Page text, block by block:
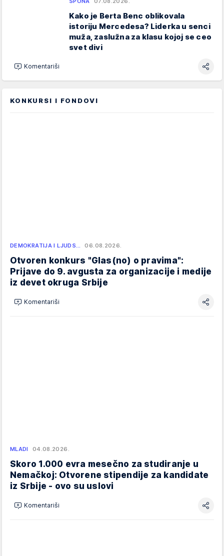
Kako je Berta Benc oblikovala
istoriju Mercedesa? Liderka u senci
muža, zaslužna za klasu kojoj se ceo
svet divi
Komentariši
KONKURSI I FONDOVI
DEMOKRATIJA I LJUDS… 06.08.2026.
Otvoren konkurs "Glas(no) o pravima":
Prijave do 9. avgusta za organizacije i medije
iz devet okruga Srbije
Komentariši
MLADI 04.08.2026.
Skoro 1.000 evra mesečno za studiranje u
Nemačkoj: Otvorene stipendije za kandidate
iz Srbije - ovo su uslovi
Komentariši